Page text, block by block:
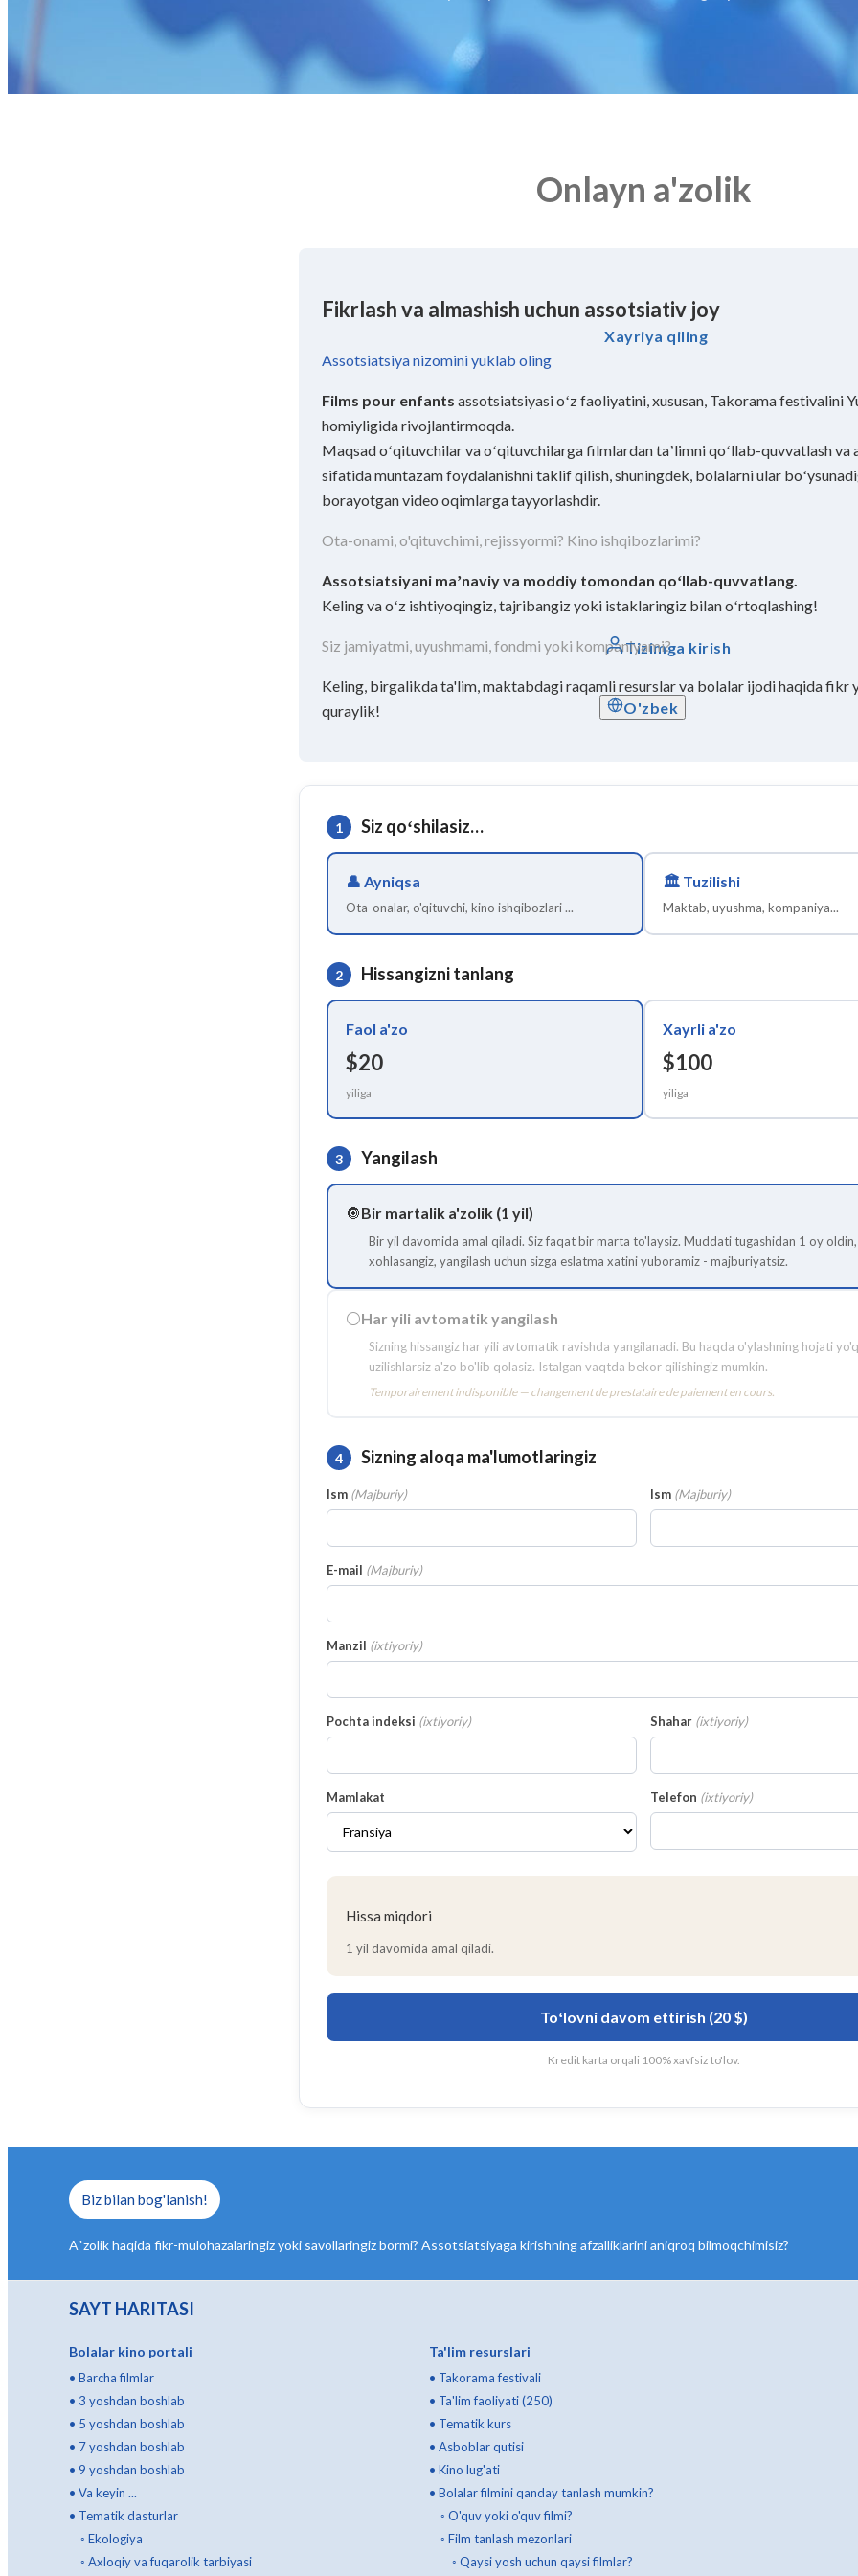
Xayriya qiling
Tizimga kirish
O'zbek
Onlayn a'zolik
Fikrlash va almashish uchun assotsiativ joy
Assotsiatsiya nizomini yuklab oling
Films pour enfants assotsiatsiyasi oʻz faoliyatini, xususan, Takorama festivalini
homiyligida rivojlantirmoqda.
Maqsad oʻqituvchilar va oʻqituvchilarga filmlardan taʼlimni qoʻllab-quvvatlash va
sifatida muntazam foydalanishni taklif qilish, shuningdek, bolalarni ular
borayotgan video oqimlarga tayyorlashdir.
Ota-onami, o'qituvchimi, rejissyormi? Kino ishqibozlarimi?
Assotsiatsiyani maʼnaviy va moddiy tomondan qoʻllab-quvvatlang.
Keling va oʻz ishtiyoqingiz, tajribangiz yoki istaklaringiz bilan oʻrtoqlashing!
Siz jamiyatmi, uyushmami, fondmi yoki kompaniyami?
Keling, birgalikda ta'lim, maktabdagi raqamli resurslar va bolalar ijodi haqida fikr
quraylik!
1 Siz qoʻshilasiz…
👤 Ayniqsa
Ota-onalar, o'qituvchi, kino ishqibozlari ...
🏛️ Tuzilishi
Maktab, uyushma, kompaniya...
2 Hissangizni tanlang
Faol a'zo
$20
yiliga
Xayrli a'zo
$100
yiliga
3 Yangilash
🔘Bir martalik a'zolik (1 yil)
Bir yil davomida amal qiladi. Siz faqat bir marta to'laysiz. Muddati tugashidan 1 oy
xohlasangiz, yangilash uchun sizga eslatma xatini yuboramiz - majburiyatsiz.
⚪Har yili avtomatik yangilash
Sizning hissangiz har yili avtomatik ravishda yangilanadi. Bu haqda o'ylashning hojati
uzilishlarsiz a'zo bo'lib qolasiz. Istalgan vaqtda bekor qilishingiz mumkin.
Temporairement indisponible — changement de prestataire de paiement en cours.
4 Sizning aloqa ma'lumotlaringiz
Ism (Majburiy) Ism (Majburiy)
E-mail (Majburiy)
Manzil (ixtiyoriy)
Pochta indeksi (ixtiyoriy) Shahar (ixtiyoriy)
Mamlakat Telefon (ixtiyoriy)
Hissa miqdori
1 yil davomida amal qiladi.
Toʻlovni davom ettirish (20 $)
Kredit karta orqali 100% xavfsiz to'lov.
Biz bilan bog'lanish!
Aʼzolik haqida fikr-mulohazalaringiz yoki savollaringiz bormi? Assotsiatsiyaga kirishning afzalliklarini aniqroq bilmoqchimisiz?
SAYT HARITASI
Bolalar kino portali
• Barcha filmlar
• 3 yoshdan boshlab
• 5 yoshdan boshlab
• 7 yoshdan boshlab
• 9 yoshdan boshlab
• Va keyin ...
• Tematik dasturlar
◦ Ekologiya
◦ Axloqiy va fuqarolik tarbiyasi
Ta'lim resurslari
• Takorama festivali
• Ta'lim faoliyati (250)
• Tematik kurs
• Asboblar qutisi
• Kino lug'ati
• Bolalar filmini qanday tanlash mumkin?
◦ O'quv yoki o'quv filmi?
◦ Film tanlash mezonlari
◦ Qaysi yosh uchun qaysi filmlar?